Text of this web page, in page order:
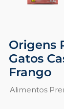
Origens
Gatos
Frango
Alimentos